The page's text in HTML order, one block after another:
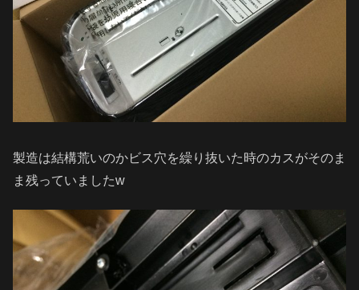
製造は結構荒いのかビス穴を繰り抜いた時のカスがそのま
ま残っていましたw